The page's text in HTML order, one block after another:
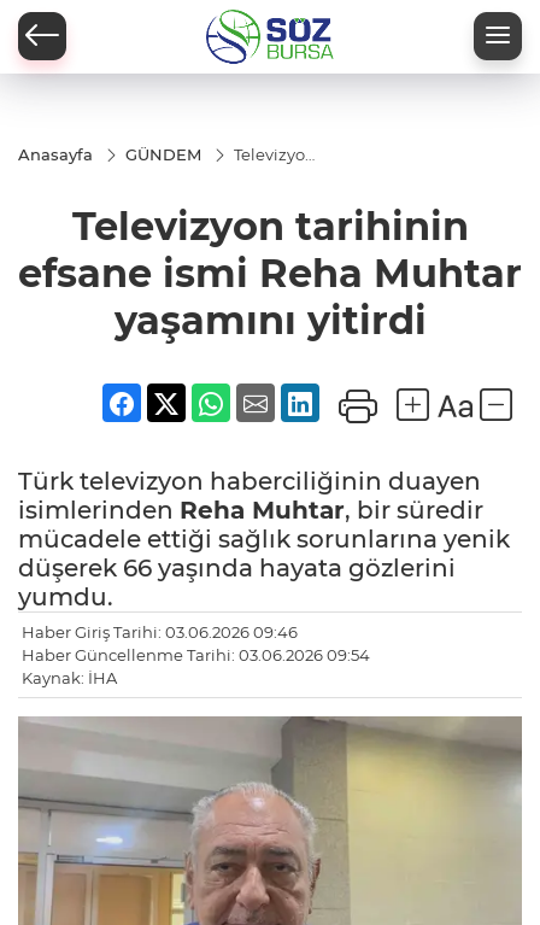
Anasayfa GÜNDEM
Televizyon
ismi Reha
Muhtar
yitirdi
Televizyon tarihinin
efsane ismi Reha Muhtar
yaşamını yitirdi
Türk televizyon haberciliğinin duayen
isimlerinden Reha Muhtar, bir süredir
mücadele ettiği sağlık sorunlarına yenik
düşerek 66 yaşında hayata gözlerini
yumdu.
Haber Giriş Tarihi: 03.06.2026 09:46
Haber Güncellenme Tarihi: 03.06.2026 09:54
Kaynak: İHA